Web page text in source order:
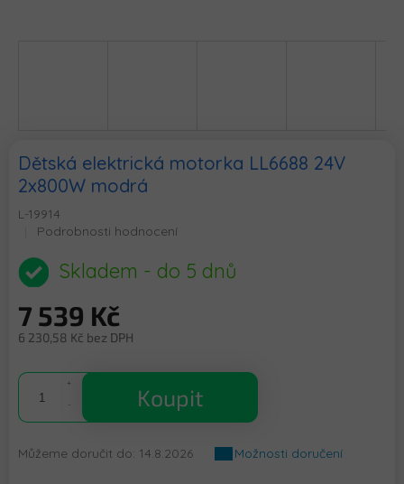
Dětská elektrická motorka LL6688 24V
2x800W modrá
L-19914
Průměrné
produktu
je
z
5
Podrobnosti hodnocení
Skladem - do 5 dnů
7 539 Kč
6 230,58 Kč bez DPH
cena:
Koupit
Můžeme doručit do: 14.8.2026 Možnosti doručení